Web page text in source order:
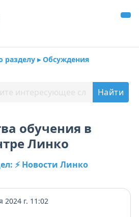
разделу ▸ Обсуждения
обучения в
Линко
⚡ Новости Линко
2024 г. 11:02